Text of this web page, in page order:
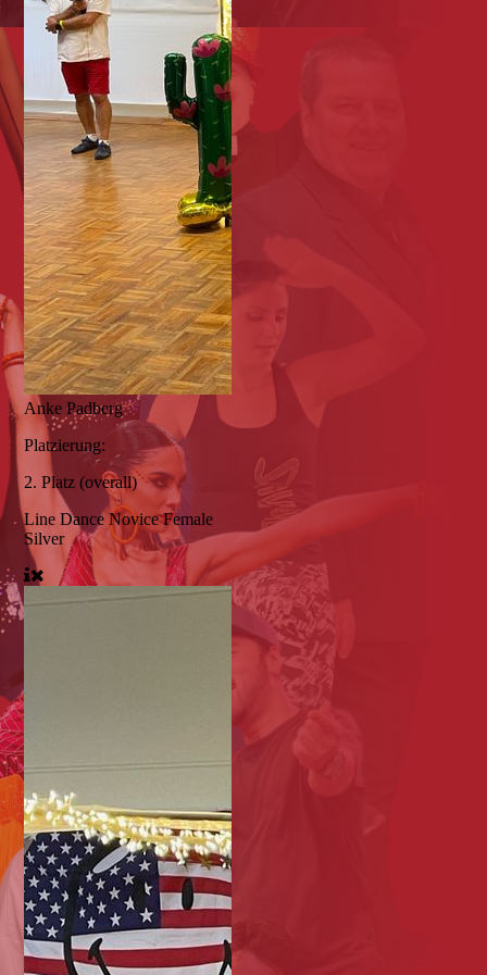
Anke Padberg
Platzierung:
2. Platz (overall)
Line Dance Novice Female
Silver